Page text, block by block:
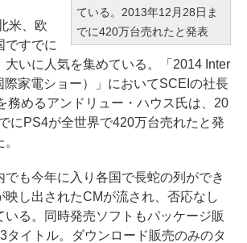
ている。2013年12月28日ま
でに420万台売れたと発表
米、欧
ですでに
大いに人気を集めている。「2014 Inter
際家電ショー）」においてSCEIの社長
務めるアンドリュー・ハウス氏は、20
にPS4が全世界で420万台売れたと発
も今年に入り各国で長蛇の列ができ
映し出されたCMが流され、否応なし
いる。同時発売ソフトもパッケージ販
タイトル。ダウンロード販売のみのタ